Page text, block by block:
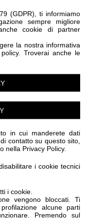
(GDPR), ti informiamo
sempre migliore
cookie di partner
la nostra informativa
Troverai anche le
in cui manderete dati
contatto su questo sito,
nella Privacy Policy.
i cookie tecnici
i cookie.
vengono bloccati. Ti
alcune parti
Premendo sul
Latte
Halloween Perinaldo
Halloween Pigna
Prela'
Rezzo
Mare
Soldano
Terzorio
Ventimiglia
Villa Faraldi